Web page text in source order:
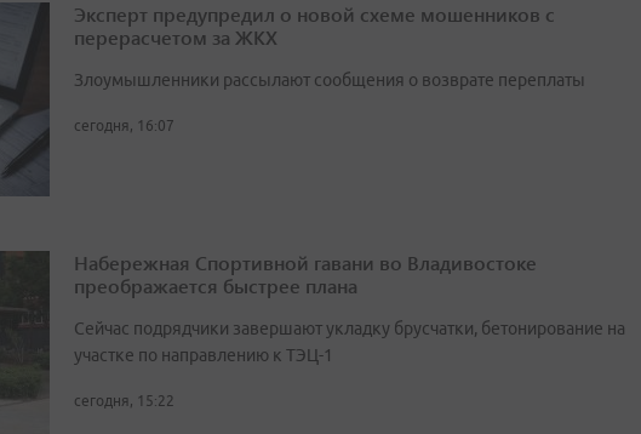
Эксперт предупредил о новой схеме мошенников с
перерасчетом за ЖКХ
Злоумышленники рассылают сообщения о возврате переплаты
сегодня, 16:07
Набережная Спортивной гавани во Владивостоке
преображается быстрее плана
Сейчас подрядчики завершают укладку брусчатки, бетонирование на
участке по направлению к ТЭЦ-1
сегодня, 15:22